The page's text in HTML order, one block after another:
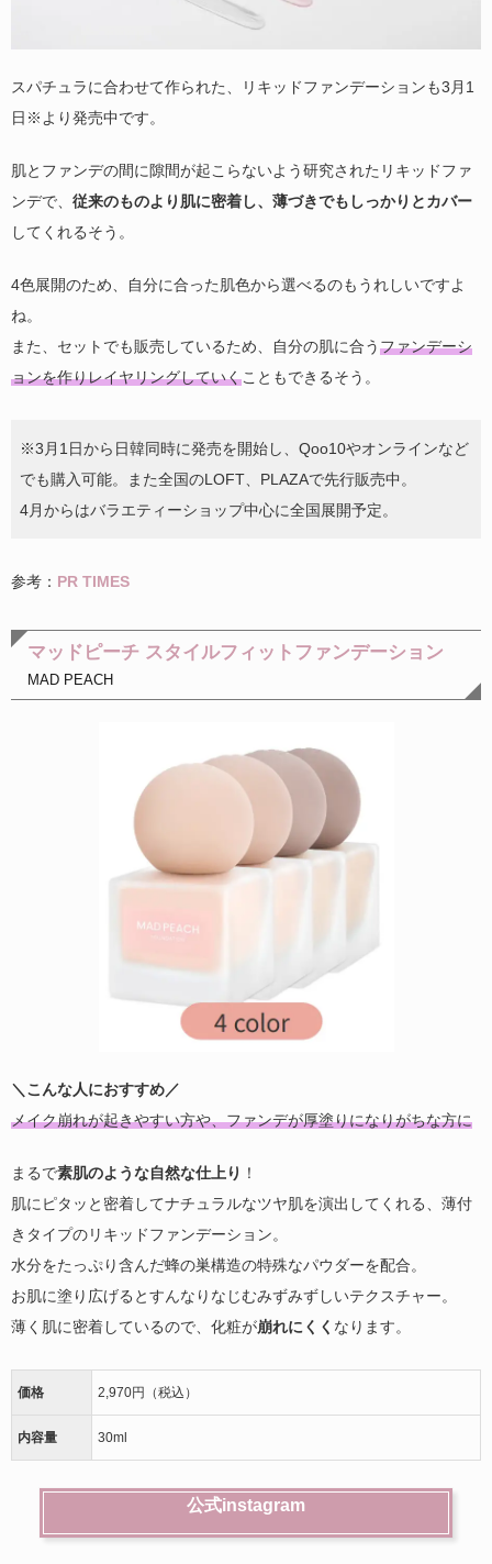
スパチュラに合わせて作られた、リキッドファンデーションも3月1
日※より発売中です。
肌とファンデの間に隙間が起こらないよう研究されたリキッドファ
ンデで、 従来のものより肌に密着し、薄づきでもしっかりとカバー
してくれるそう。
4色展開のため、自分に合った肌色から選べるのもうれしいですよ
ね。
また、セットでも販売しているため、自分の肌に合うファンデーシ
ョンを作りレイヤリングしていくこともできるそう。
※3月1日から日韓同時に発売を開始し、Qoo10やオンラインなど
でも購入可能。また全国のLOFT、PLAZAで先行販売中。
4月からはバラエティーショップ中心に全国展開予定。
参考： PR TIMES
マッドピーチ スタイルフィットファンデーション
MAD PEACH
＼こんな人におすすめ／
メイク崩れが起きやすい方や、ファンデが厚塗りになりがちな方に
まるで素肌のような自然な仕上り ！
肌にピタッと密着してナチュラルなツヤ肌を演出してくれる、薄付
きタイプのリキッドファンデーション。
水分をたっぷり含んだ蜂の巣構造の特殊なパウダーを配合。
お肌に塗り広げるとすんなりなじむみずみずしいテクスチャー。
薄く肌に密着しているので、化粧が崩れにくく なります。
価格 2,970円（税込）
内容量 30ml
公式instagram